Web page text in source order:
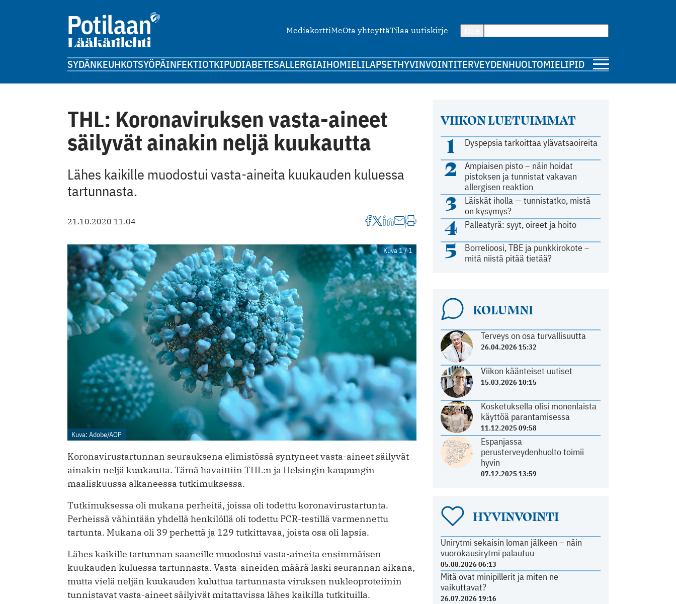
MediakorttiMeOta yhteyttäTilaa uutiskirje
SYDÄNKEUHKOTSYÖPÄINFEKTIOTKIPUDIABETESALLERGIAIHOMIELILAPSETHYVINVOINTITERVEYDENHUOLTOMIELIPIDE
VIIKON LUETUIMMAT
1 Dyspepsia tarkoittaa ylävatsaoireita
2
Ampiaisen pisto – näin hoidat
pistoksen ja tunnistat vakavan
allergisen reaktion
3
Läiskät iholla — tunnistatko, mistä
on kysymys?
4 Palleatyrä: syyt, oireet ja hoito
5
Borrelioosi, TBE ja punkkirokote –
mitä niistä pitää tietää?
KOLUMNI
Terveys on osa turvallisuutta
26.04.2026 15:32
Viikon käänteiset uutiset
15.03.2026 10:15
Kosketuksella olisi monenlaista
käyttöä parantamisessa
11.12.2025 09:58
Espanjassa
perusterveydenhuolto toimii
hyvin
07.12.2025 13:59
HYVINVOINTI
Unirytmi sekaisin loman jälkeen – näin
vuorokausirytmi palautuu
05.08.2026 06:13
Mitä ovat minipillerit ja miten ne
vaikuttavat?
26.07.2026 19:16
THL: Koronaviruksen vasta-aineet
säilyvät ainakin neljä kuukautta
Lähes kaikille muodostui vasta-aineita kuukauden kuluessa
tartunnasta.
21.10.2020 11.04
Kuva 1 / 1
Kuva: Adobe/AOP
Koronavirustartunnan seurauksena elimistössä syntyneet vasta-aineet säilyvät
ainakin neljä kuukautta. Tämä havaittiin THL:n ja Helsingin kaupungin
maaliskuussa alkaneessa tutkimuksessa.
Tutkimuksessa oli mukana perheitä, joissa oli todettu koronavirustartunta.
Perheissä vähintään yhdellä henkilöllä oli todettu PCR-testillä varmennettu
tartunta. Mukana oli 39 perhettä ja 129 tutkittavaa, joista osa oli lapsia.
Lähes kaikille tartunnan saaneille muodostui vasta-aineita ensimmäisen
kuukauden kuluessa tartunnasta. Vasta-aineiden määrä laski seurannan aikana,
mutta vielä neljän kuukauden kuluttua tartunnasta viruksen nukleoproteiinin
tunnistavat vasta-aineet säilyivät mitattavissa lähes kaikilla tutkituilla.